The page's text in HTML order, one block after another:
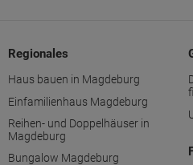
Regionales
Haus bauen in Magdeburg
Einfamilienhaus Magdeburg
Reihen- und Doppelhäuser in
Magdeburg
Bungalow Magdeburg